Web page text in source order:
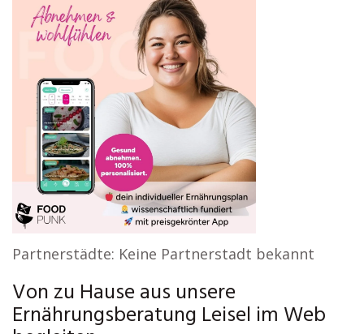
Partnerstädte: Keine Partnerstadt bekannt
Von zu Hause aus unsere
Ernährungsberatung Leisel im Web